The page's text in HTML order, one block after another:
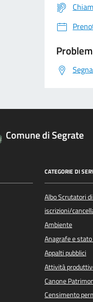
Comune di Segrate
CATEGORIE DI
Albo Scrutatori
iscrizioni/
Ambiente
Anagrafe e
Appalti pubblici
Attività
Canone
Censimento